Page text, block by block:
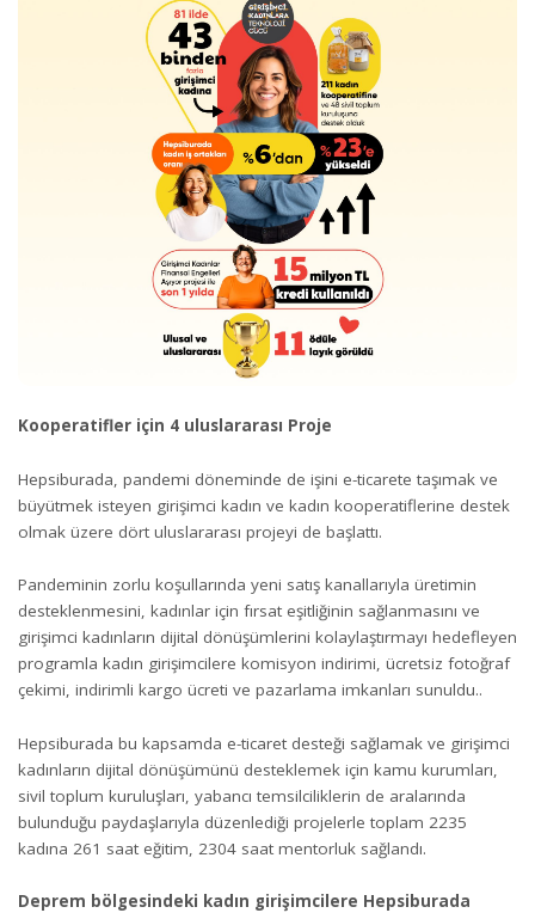
Kooperatifler için 4 uluslararası Proje
Hepsiburada, pandemi döneminde de işini e-ticarete taşımak ve
büyütmek isteyen girişimci kadın ve kadın kooperatiflerine destek
olmak üzere dört uluslararası projeyi de başlattı.
Pandeminin zorlu koşullarında yeni satış kanallarıyla üretimin
desteklenmesini, kadınlar için fırsat eşitliğinin sağlanmasını ve
girişimci kadınların dijital dönüşümlerini kolaylaştırmayı hedefleyen
programla kadın girişimcilere komisyon indirimi, ücretsiz fotoğraf
çekimi, indirimli kargo ücreti ve pazarlama imkanları sunuldu..
Hepsiburada bu kapsamda e-ticaret desteği sağlamak ve girişimci
kadınların dijital dönüşümünü desteklemek için kamu kurumları,
sivil toplum kuruluşları, yabancı temsilciliklerin de aralarında
bulunduğu paydaşlarıyla düzenlediği projelerle toplam 2235
kadına 261 saat eğitim, 2304 saat mentorluk sağlandı.
Deprem bölgesindeki kadın girişimcilere Hepsiburada